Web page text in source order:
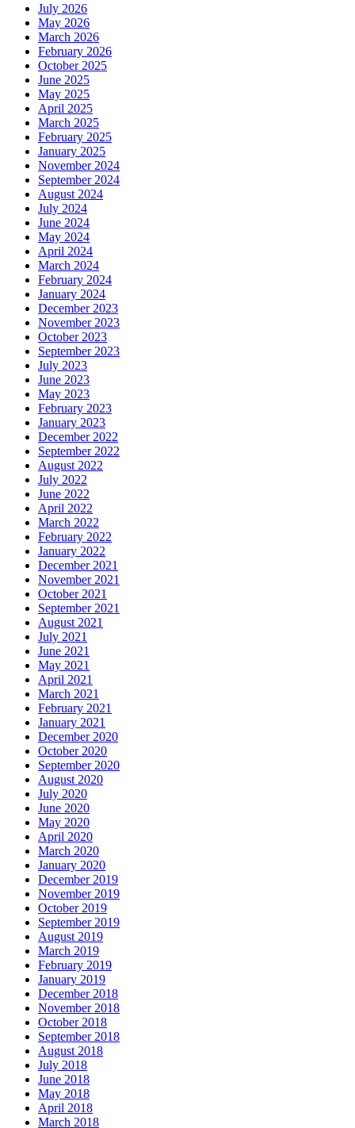
July 2026
May 2026
March 2026
February 2026
October 2025
June 2025
May 2025
April 2025
March 2025
February 2025
January 2025
November 2024
September 2024
August 2024
July 2024
June 2024
May 2024
April 2024
March 2024
February 2024
January 2024
December 2023
November 2023
October 2023
September 2023
July 2023
June 2023
May 2023
February 2023
January 2023
December 2022
September 2022
August 2022
July 2022
June 2022
April 2022
March 2022
February 2022
January 2022
December 2021
November 2021
October 2021
September 2021
August 2021
July 2021
June 2021
May 2021
April 2021
March 2021
February 2021
January 2021
December 2020
October 2020
September 2020
August 2020
July 2020
June 2020
May 2020
April 2020
March 2020
January 2020
December 2019
November 2019
October 2019
September 2019
August 2019
March 2019
February 2019
January 2019
December 2018
November 2018
October 2018
September 2018
August 2018
July 2018
June 2018
May 2018
April 2018
March 2018